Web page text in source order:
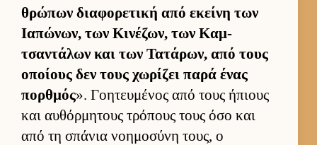
θρώπων δια­φορετική από εκείνη των
Ια­πώνων, των Κινέζων, των Καμ­
τσαντάλων και των Τατάρων, από τους
οποί­ους δεν τους χωρίζει παρά ένας
πορ­θμός». Γοη­τευ­μένος από τους ήπιους
και αυ­θόρ­μητους τρόπους τους όσο και
από τη σπάνια νοη­μοσύνη τους, ο